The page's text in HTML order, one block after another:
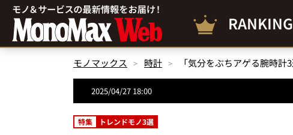
RANKING
モノマックス 時計
2025/04/27 18:00
特集 トレンドモノ3選